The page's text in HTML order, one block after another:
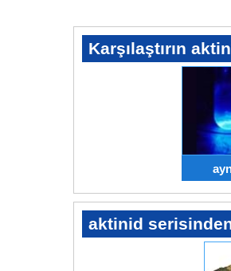
Karşılaştırın
aktinid